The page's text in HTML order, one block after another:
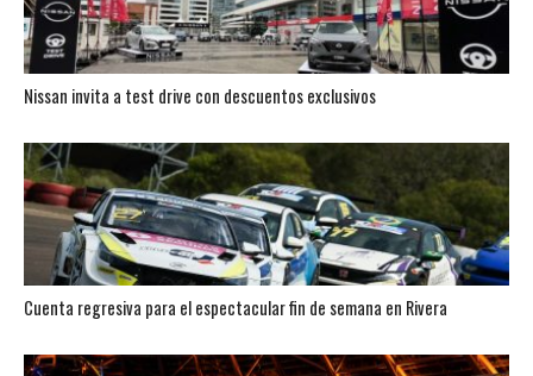
Nissan invita a test drive con descuentos exclusivos
Cuenta regresiva para el espectacular fin de semana en Rivera